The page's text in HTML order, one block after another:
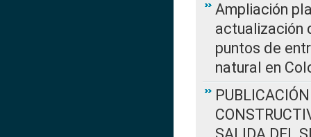
Ampliación
actualización
puntos de
natural en